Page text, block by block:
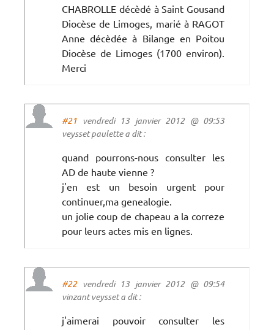
CHABROLLE décèdé à Saint Gousand
Diocèse de Limoges, marié à RAGOT
Anne décèdée à Bilange en Poitou
Diocèse de Limoges (1700 environ).
Merci
#21 vendredi 13 janvier 2012 @ 09:53
veysset paulette a dit :
quand pourrons-nous consulter les
AD de haute vienne ?
j'en est un besoin urgent pour
continuer,ma genealogie.
un jolie coup de chapeau a la correze
pour leurs actes mis en lignes.
#22vendredi 13 janvier 2012 @ 09:54
vinzant veysset a dit :
j'aimerai pouvoir consulter les